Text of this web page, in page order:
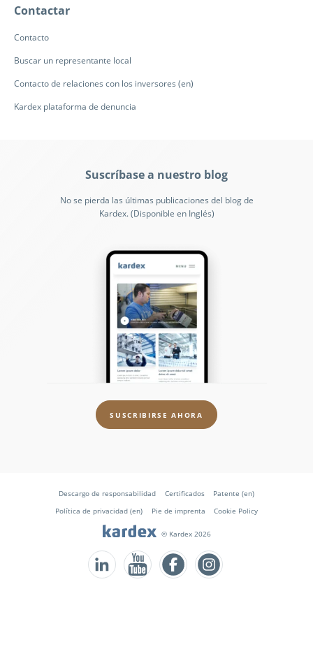
Contactar
Contacto
Buscar un representante local
Contacto de relaciones con los inversores (en)
Kardex plataforma de denuncia
Suscríbase a nuestro blog
No se pierda las últimas publicaciones del blog de
Kardex. (Disponible en Inglés)
SUSCRIBIRSE AHORA
Descargo de responsabilidad Certificados
Patente (en)
Política de privacidad (en)
Pie de imprenta Cookie Policy
© Kardex 2026
Follow us on FacebookFollow us on Instagram